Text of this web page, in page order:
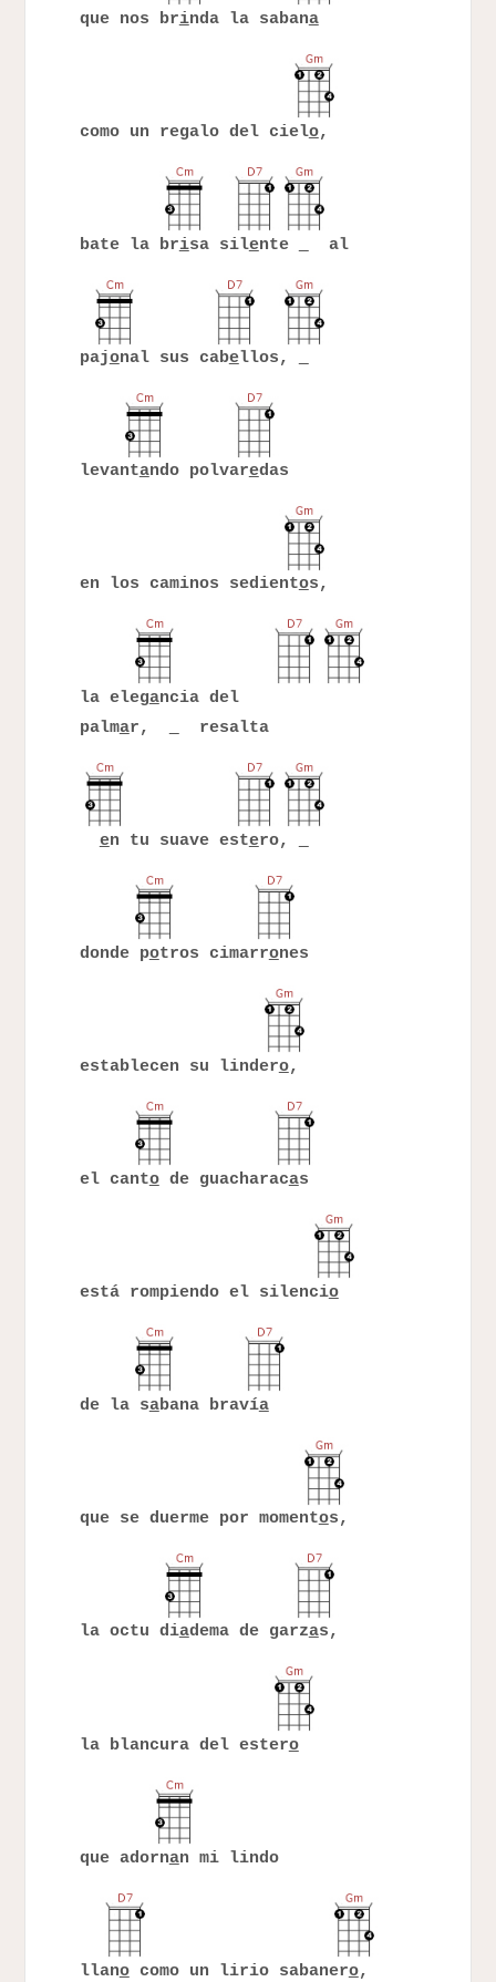
que nos brinda la sabana
como un regalo del cielo,
bate la brisa silente al
pajonal sus cabellos,
levantando polvaredas
en los caminos sedientos,
la elegancia del
palmar, resalta
en tu suave estero,
donde potros cimarrones
establecen su lindero,
el cantode guacharacas
está rompiendo el silencio
de la sabana bravía
que se duerme por momentos,
la octu diadema de garzas,
la blancura del estero
que adornan mi lindo
llanocomo un lirio sabanero,